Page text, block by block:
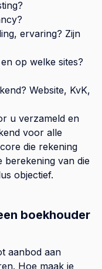
ervaring? Zijn
op welke sites?
Website, KvK,
u verzameld en
voor alle
die rekening
berekening van die
objectief.
boekhouder
aanbod aan
Hoe maak je